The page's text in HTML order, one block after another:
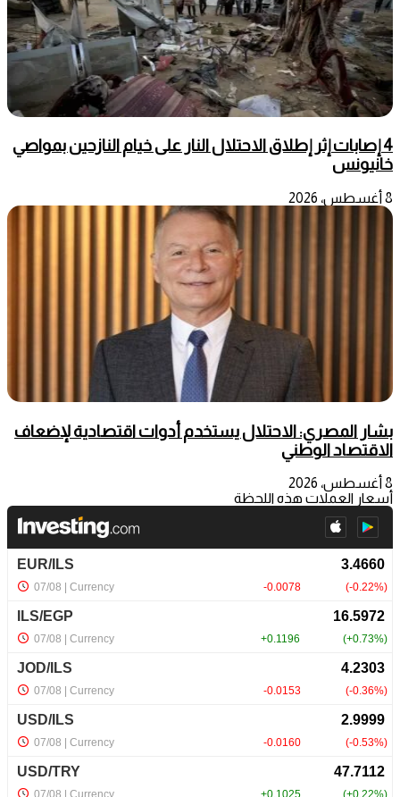
4 إصابات إثر إطلاق الاحتلال النار على خيام النازحين بمواصي
خانيونس
8 أغسطس، 2026
بشار المصري: الاحتلال يستخدم أدوات اقتصادية لإضعاف
الاقتصاد الوطني
8 أغسطس، 2026
أسعار العملات هذه اللحظة